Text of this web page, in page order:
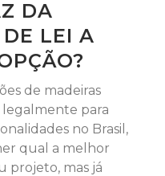
DA
LEI A
de madeiras
legalmente para
no Brasil,
qual a melhor
projeto, mas já